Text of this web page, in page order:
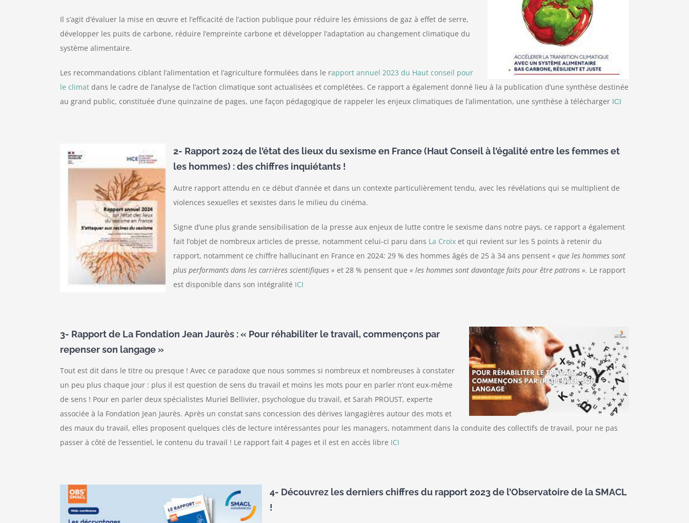
Il s’agit d’évaluer la mise en œuvre et l’efficacité de l’action publique pour réduire les émissions de gaz à effet de serre,
développer les puits de carbone, réduire l’empreinte carbone et développer l’adaptation au changement climatique du
système alimentaire.
Les recommandations ciblant l’alimentation et l’agriculture formulées dans le rapport annuel 2023 du Haut conseil pour
le climat dans le cadre de l’analyse de l’action climatique sont actualisées et complétées. Ce rapport a également donné lieu à la publication d’une synthèse destinée
au grand public, constituée d’une quinzaine de pages, une façon pédagogique de rappeler les enjeux climatiques de l’alimentation, une synthèse à télécharger ICI
2- Rapport 2024 de l’état des lieux du sexisme en France (Haut Conseil à l’égalité entre les femmes et
les hommes) : des chiffres inquiétants !
Autre rapport attendu en ce début d’année et dans un contexte particulièrement tendu, avec les révélations qui se multiplient de
violences sexuelles et sexistes dans le milieu du cinéma.
Signe d’une plus grande sensibilisation de la presse aux enjeux de lutte contre le sexisme dans notre pays, ce rapport a également
fait l’objet de nombreux articles de presse, notamment celui-ci paru dans La Croix et qui revient sur les 5 points à retenir du
rapport, notamment ce chiffre hallucinant en France en 2024: 29 % des hommes âgés de 25 à 34 ans pensent « que les hommes sont
plus performants dans les carrières scientifiques » et 28 % pensent que « les hommes sont davantage faits pour être patrons ». Le rapport
est disponible dans son intégralité ICI
3- Rapport de La Fondation Jean Jaurès : « Pour réhabiliter le travail, commençons par
repenser son langage »
Tout est dit dans le titre ou presque ! Avec ce paradoxe que nous sommes si nombreux et nombreuses à constater
un peu plus chaque jour : plus il est question de sens du travail et moins les mots pour en parler n’ont eux-même
de sens ! Pour en parler deux spécialistes Muriel Bellivier, psychologue du travail, et Sarah PROUST, experte
associée à la Fondation Jean Jaurès. Après un constat sans concession des dérives langagières autour des mots et
des maux du travail, elles proposent quelques clés de lecture intéressantes pour les managers, notamment dans la conduite des collectifs de travail, pour ne pas
passer à côté de l’essentiel, le contenu du travail ! Le rapport fait 4 pages et il est en accès libre ICI
4- Découvrez les derniers chiffres du rapport 2023 de l’Observatoire de la SMACL
!